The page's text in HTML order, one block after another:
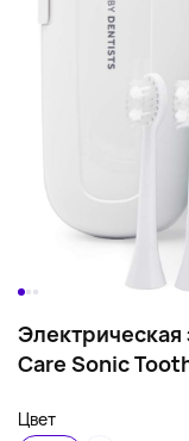
Care Sonic
Цвет